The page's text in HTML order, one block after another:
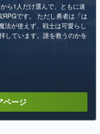
ら1人だけ選んで、ともに迷
です。 ただし勇者は「は
法が使えず、戦士は可愛らし
しています。誰を救うのかを
ページ